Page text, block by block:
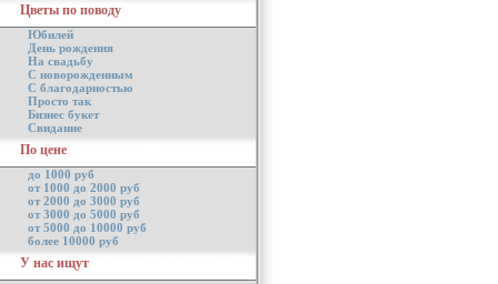
Цветы по поводу
Юбилей
День рождения
На свадьбу
С новорожденным
С благодарностью
Просто так
Бизнес букет
Свидание
По цене
до 1000 руб
от 1000 до 2000 руб
от 2000 до 3000 руб
от 3000 до 5000 руб
от 5000 до 10000 руб
более 10000 руб
У нас ищут